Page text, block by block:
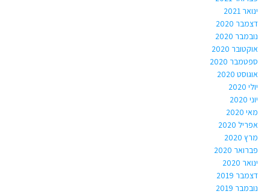
ינואר 2021
דצמבר 2020
נובמבר 2020
אוקטובר 2020
ספטמבר 2020
אוגוסט 2020
יולי 2020
יוני 2020
מאי 2020
אפריל 2020
מרץ 2020
פברואר 2020
ינואר 2020
דצמבר 2019
נובמבר 2019